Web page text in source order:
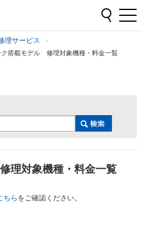
理サービス
ク搭載モデル 修理対象機種・料金一覧
理対象機種・料金一覧
ちら をご確認ください。